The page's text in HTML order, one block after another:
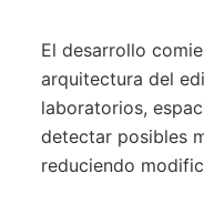
El desarrollo
arquitectura del
laboratorios,
detectar posibles
reduciendo